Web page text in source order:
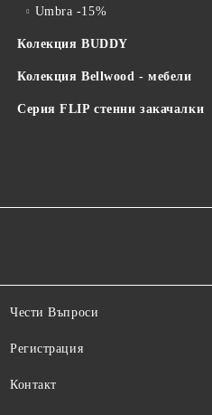
Umbra -15%
Колекция BUDDY
Колекция Bellwood - мебели
Серия FLIP стенни закачалки
Чести Въпроси
Регистрация
Контакт